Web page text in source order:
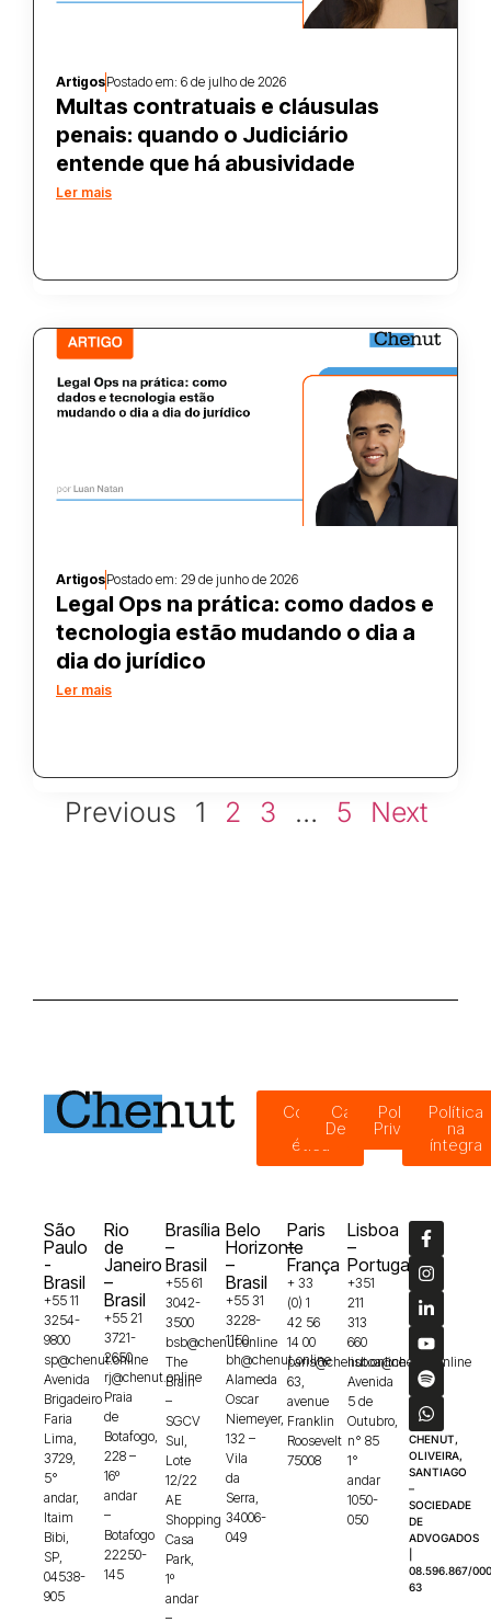
ArtigosPostado em: 6 de julho de 2026
Multas contratuais e cláusulas
penais: quando o Judiciário
entende que há abusividade
Ler mais
ArtigosPostado em: 29 de junho de 2026
Legal Ops na prática: como dados e
tecnologia estão mudando o dia a
dia do jurídico
Ler mais
Previous 1 2 3 … 5 Next
Código
ética
Canal de
Denúncias
Política de
Privacidade
Política
na
íntegra
São
Paulo
-
Brasil
+55 11
3254-
9800
sp@chenut.online
Avenida
Brigadeiro
Faria
Lima,
3729,
5°
andar,
Itaim
Bibi,
SP,
04538-
905
Rio
de
Janeiro
–
Brasil
+55 21
3721-
2650
rj@chenut.online
Praia
de
Botafogo,
228 –
16º
andar
–
Botafogo
22250-
145
Brasília
–
Brasil
+55 61
3042-
3500
bsb@chenut.online
The
Brain
–
SGCV
Sul,
Lote
12/22
AE
Shopping
Casa
Park,
1º
andar
–
Belo
Horizonte
–
Brasil
+55 31
3228-
1150
bh@chenut.online
Alameda
Oscar
Niemeyer,
132 –
Vila
da
Serra,
34006-
049
Paris
–
França
+ 33
(0) 1
42 56
14 00
paris@chenut.online
63,
avenue
Franklin
Roosevelt
75008
Lisboa
–
Portugal
+351
211
313
660
lisboa@chenut.online
Avenida
5 de
Outubro,
n° 85
1°
andar
1050-
050
CHENUT,
OLIVEIRA,
SANTIAGO
–
SOCIEDADE
DE
ADVOGADOS
08.596.867/
63